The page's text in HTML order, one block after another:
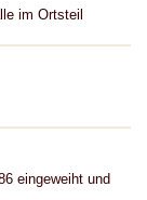
im Ortsteil
eingeweiht und